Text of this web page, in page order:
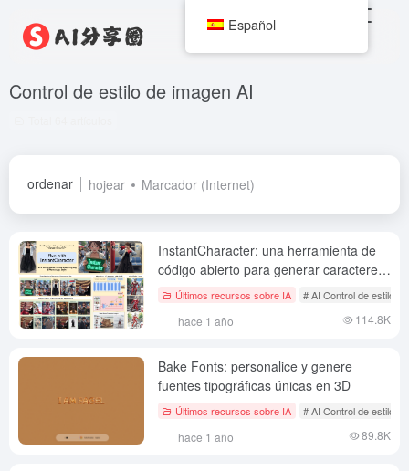
Control de estilo de imagen AI
ordenar hojear Marcador (Internet)
InstantCharacter: una herramienta de
código abierto para generar caracteres
coherentes a partir de una sola imagen
Últimos recursos sobre IA # AI Control de estilo
hace 1 año 114.8K
Bake Fonts: personalice y genere
fuentes tipográficas únicas en 3D
Últimos recursos sobre IA # AI Control de estilo
hace 1 año 89.8K
Español